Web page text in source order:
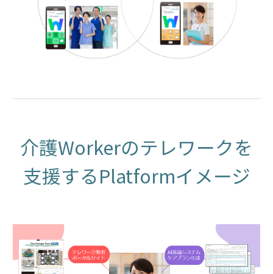
介護Workerのテレワークを
支援するPlatformイメージ